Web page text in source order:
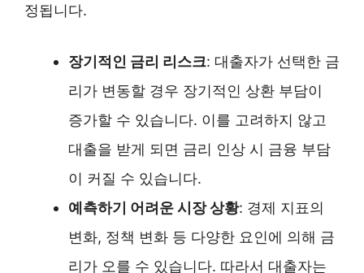
정됩니다.
장기적인 금리 리스크: 대출자가 선택한 금
리가 변동할 경우 장기적인 상환 부담이
증가할 수 있습니다. 이를 고려하지 않고
대출을 받게 되면 금리 인상 시 금융 부담
이 커질 수 있습니다.
예측하기 어려운 시장 상황: 경제 지표의
변화, 정책 변화 등 다양한 요인에 의해 금
리가 오를 수 있습니다. 따라서 대출자는